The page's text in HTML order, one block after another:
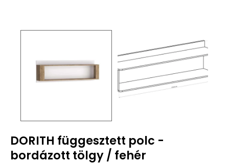
DORITH függesztett polc -
bordázott tölgy / fehér